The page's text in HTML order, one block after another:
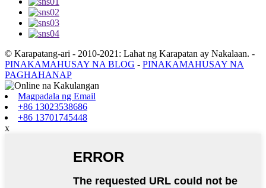
© Karapatang-ari - 2010-2021: Lahat ng Karapatan ay Nakalaan. -
PINAKAMAHUSAY NA BLOG - PINAKAMAHUSAY NA
PAGHAHANAP
Magpadala ng Email
+86 13023538686
+86 13701745448
x